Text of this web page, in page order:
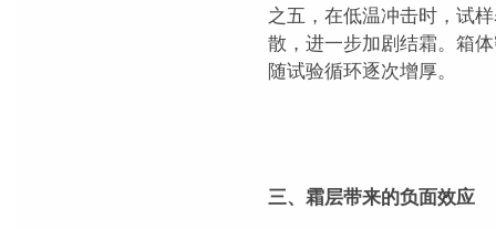
之五，在低温冲击时，试
散，进一步加剧结霜。箱
随试验循环逐次增厚。
三、霜层带来的负面效应